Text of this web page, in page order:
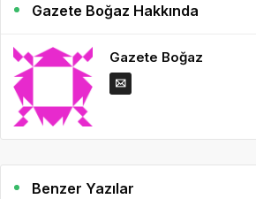
Gazete Boğaz Hakkında
Gazete Boğaz
Benzer Yazılar